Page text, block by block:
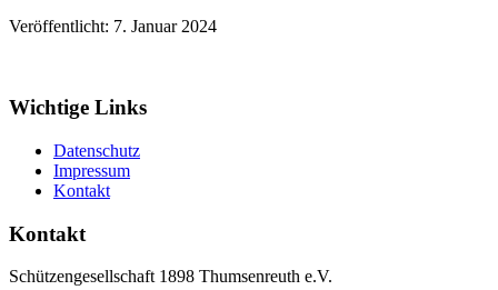
Veröffentlicht: 7. Januar 2024
Wichtige Links
Datenschutz
Impressum
Kontakt
Kontakt
Schützengesellschaft 1898 Thumsenreuth e.V.